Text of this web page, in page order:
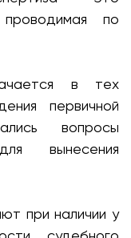
по
в тех
первичной
вопросы
вынесения
при наличии у